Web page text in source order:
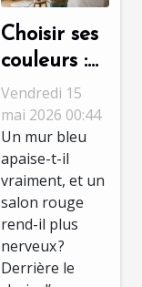
Choisir ses
couleurs :
la
psychologie
de la
peinture
dans nos
espaces de
vie
Vendredi 15
mai 2026 00:44
Un mur bleu
apaise-t-il
vraiment, et un
salon rouge
rend-il plus
nerveux ?
Derrière le